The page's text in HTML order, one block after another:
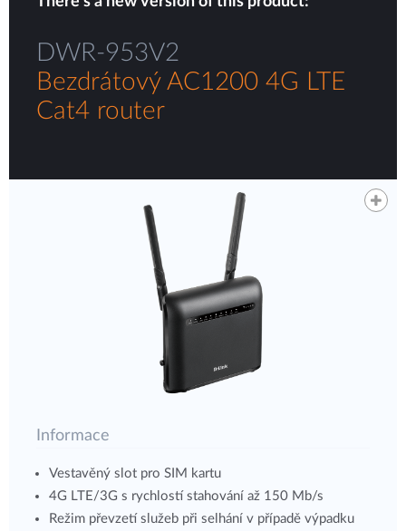
DWR-953V2
Bezdrátový AC1200 4G LTE
Cat4 router
Informace
Vestavěný slot pro SIM kartu
4G LTE/3G s rychlostí stahování až 150 Mb/s
Režim převzetí služeb při selhání v případě výpadku